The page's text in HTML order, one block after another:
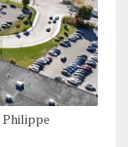
Philippe